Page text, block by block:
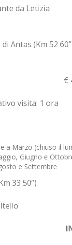
(Km 52
visita: 1 ora
a Marzo (chiuso il
Giugno e
e Settembre
33 50”)
SU